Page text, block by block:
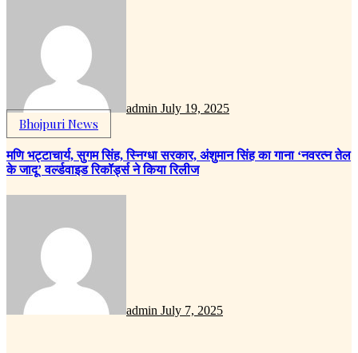
admin July 19, 2025
Bhojpuri News
मणि भट्टाचार्य, सुगम सिंह, स्निग्धा सरकार, अंशुमान सिंह का गाना ‘नवरत्न तेल
के जादू’ वर्ल्डवाइड रिकॉर्ड्स ने किया रिलीज
admin July 7, 2025